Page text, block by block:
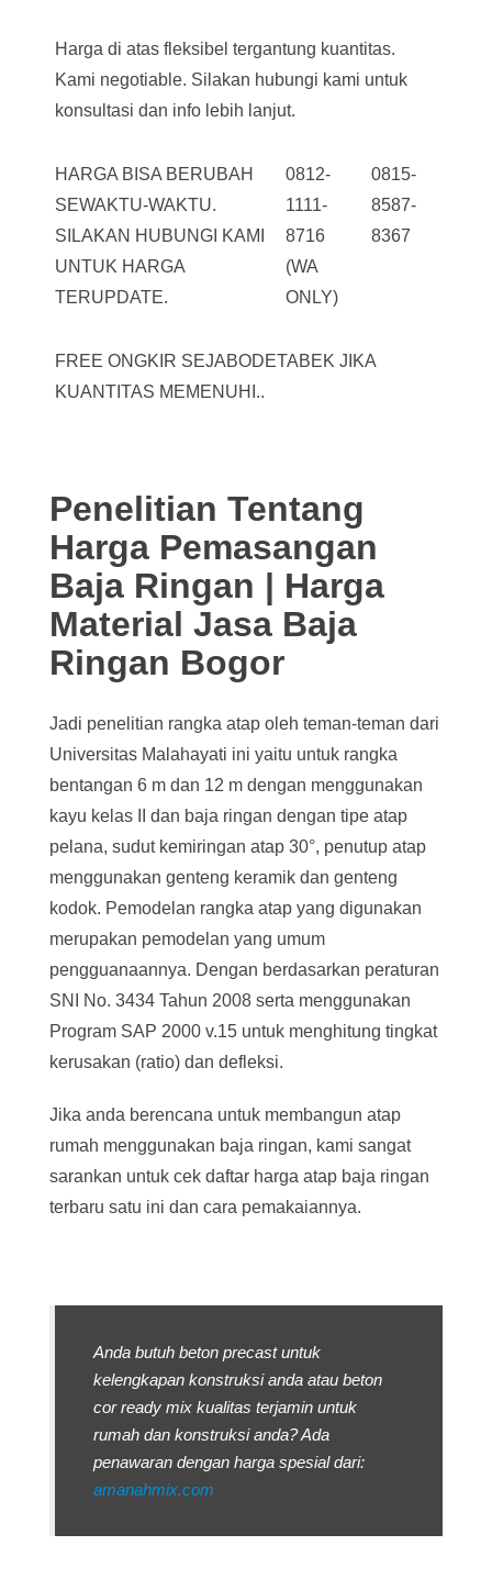
Harga di atas fleksibel tergantung kuantitas.
Kami negotiable. Silakan hubungi kami untuk
konsultasi dan info lebih lanjut.
HARGA BISA BERUBAH
SEWAKTU-WAKTU.
SILAKAN HUBUNGI KAMI
UNTUK HARGA
TERUPDATE.
0812-
1111-
8716
(WA
ONLY)
0815-
8587-
8367
FREE ONGKIR SEJABODETABEK JIKA
KUANTITAS MEMENUHI..
Penelitian Tentang
Harga Pemasangan
Baja Ringan | Harga
Material Jasa Baja
Ringan Bogor
Jadi penelitian rangka atap oleh teman-teman dari
Universitas Malahayati ini yaitu untuk rangka
bentangan 6 m dan 12 m dengan menggunakan
kayu kelas II dan baja ringan dengan tipe atap
pelana, sudut kemiringan atap 30°, penutup atap
menggunakan genteng keramik dan genteng
kodok. Pemodelan rangka atap yang digunakan
merupakan pemodelan yang umum
pengguanaannya. Dengan berdasarkan peraturan
SNI No. 3434 Tahun 2008 serta menggunakan
Program SAP 2000 v.15 untuk menghitung tingkat
kerusakan (ratio) dan defleksi.
Jika anda berencana untuk membangun atap
rumah menggunakan baja ringan, kami sangat
sarankan untuk cek daftar harga atap baja ringan
terbaru satu ini dan cara pemakaiannya.
Anda butuh beton precast untuk
kelengkapan konstruksi anda atau beton
cor ready mix kualitas terjamin untuk
rumah dan konstruksi anda? Ada
penawaran dengan harga spesial dari:
amanahmix.com